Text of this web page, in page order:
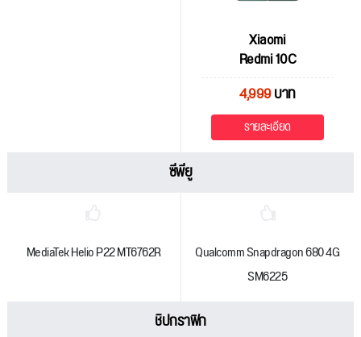
Xiaomi
Redmi 10C
4,999บาท
รายละเอียด
ซีพียู
MediaTek Helio P22 MT6762R
Qualcomm Snapdragon 680 4G
SM6225
ชิปกราฟิก